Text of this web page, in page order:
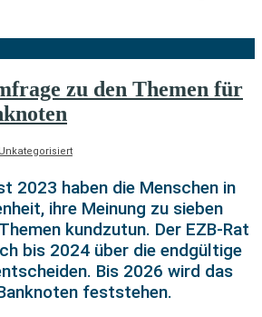
zu den Themen für
Unkategorisiert
2023 haben die Menschen in
ihre Meinung zu sieben
kundzutun. Der EZB-Rat
bis 2024 über die endgültige
Bis 2026 wird das
feststehen.